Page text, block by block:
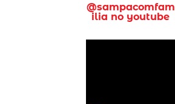
@sampacomfam
ilia no youtube